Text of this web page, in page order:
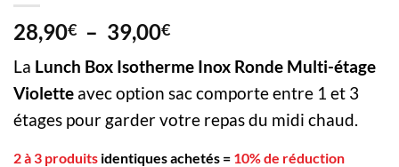
28,90€ – 39,00€Plage
prix :
28,90€
à
39,00€
La Lunch Box Isotherme Inox Ronde Multi-étage
Violette avec option sac comporte entre 1 et 3
étages pour garder votre repas du midi chaud.
2 à 3 produits identiques achetés = 10% de réduction